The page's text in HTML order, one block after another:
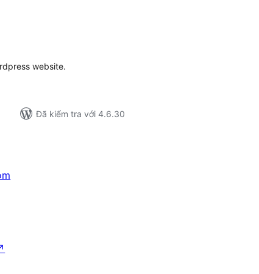
website.
Đã kiểm tra với 4.6.30